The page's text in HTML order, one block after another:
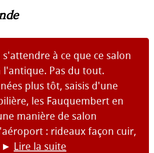
à ce que ce salon
Pas du tout.
plus tôt, saisis d'une
les Fauquembert en
manière de salon
: rideaux façon cuir,
► Lire la suite